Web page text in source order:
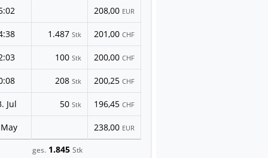
208,00 EUR
1.487 Stk 201,00 CHF
100 Stk 200,00 CHF
208 Stk 200,25 CHF
Jul 50 Stk 196,45 CHF
238,00 EUR
ges. 1.845 Stk